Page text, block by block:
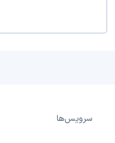
سرویس‌ها